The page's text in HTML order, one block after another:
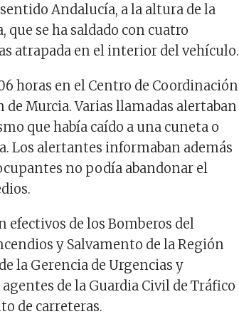
Andalucía, a la altura de la
que se ha saldado con cuatro
atrapada en el interior del vehículo.
horas en el Centro de Coordinación
de Murcia. Varias llamadas alertaban
que había caído a una cuneta o
Los alertantes informaban además
no podía abandonar el
efectivos de los Bomberos del
y Salvamento de la Región
la Gerencia de Urgencias y
de la Guardia Civil de Tráfico
de carreteras.